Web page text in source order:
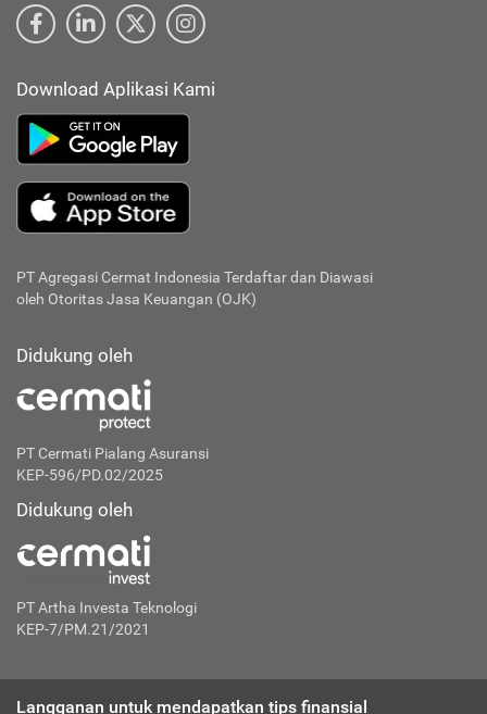
Download Aplikasi Kami
PT Agregasi Cermat Indonesia Terdaftar dan Diawasi
oleh Otoritas Jasa Keuangan (OJK)
Didukung oleh
PT Cermati Pialang Asuransi
KEP-596/PD.02/2025
Didukung oleh
PT Artha Investa Teknologi
KEP-7/PM.21/2021
Langganan untuk mendapatkan tips finansial